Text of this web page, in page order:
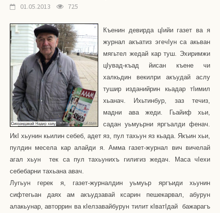
01.05.2013 725
Къенин девирда цI ийи газет ва я
журнал акъатиз эгеч ун са акьван
мягьтел жедай кар туш. Эхиримжи
ц увад-къад йисан къене чи
халкьдин векилри акъудай аслу
тушир изданийрин кьадар т имил
хьанач. Ихьтинбур, заз течиз,
мадни ава жеди. Гьайиф хьи,
садан уьмуьрни яргъалди фенач.
Ик хьунин кьилин себеб, адет яз, пул тахьун яз кьада. Якъин хьи,
пулдин месела кар алайди я. Амма газет-журнал вич вичелай
агал хьун
тек са пул тахьунихъ гилигиз жедач.
Маса чIехи
себебарни тахьана авач.
Лугьун герек я, газет-журналдин уьмуьр яргъиди хьунин
сифтегьан даях ам акъудзавай ксарин пешекарвал, абурун
алакьунар, авторрин ва кIелзавайбурун тилит кIватIдай
бажарагъ